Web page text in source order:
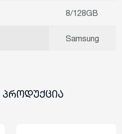
8/128GB
Samsung
პროდუქცია